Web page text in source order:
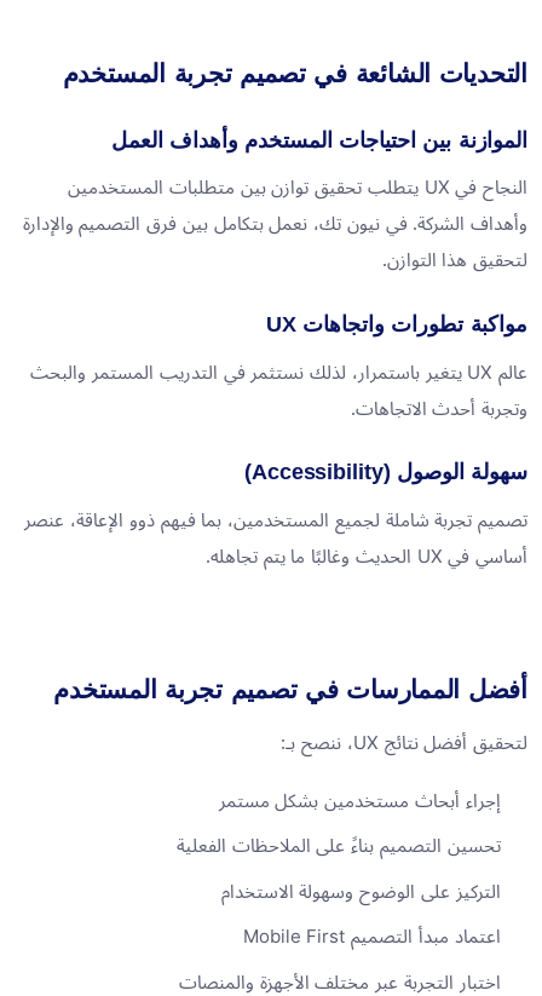
التحديات الشائعة في تصميم تجربة المستخدم
الموازنة بين احتياجات المستخدم وأهداف العمل
النجاح في UX يتطلب تحقيق توازن بين متطلبات المستخدمين
وأهداف الشركة. في نيون تك، نعمل بتكامل بين فرق التصميم والإدارة
لتحقيق هذا التوازن.
مواكبة تطورات واتجاهات UX
عالم UX يتغير باستمرار، لذلك نستثمر في التدريب المستمر والبحث
وتجربة أحدث الاتجاهات.
سهولة الوصول (Accessibility)
تصميم تجربة شاملة لجميع المستخدمين، بما فيهم ذوو الإعاقة، عنصر
أساسي في UX الحديث وغالبًا ما يتم تجاهله.
أفضل الممارسات في تصميم تجربة المستخدم
لتحقيق أفضل نتائج UX، ننصح بـ:
إجراء أبحاث مستخدمين بشكل مستمر
تحسين التصميم بناءً على الملاحظات الفعلية
التركيز على الوضوح وسهولة الاستخدام
اعتماد مبدأ التصميم Mobile First
اختبار التجربة عبر مختلف الأجهزة والمنصات